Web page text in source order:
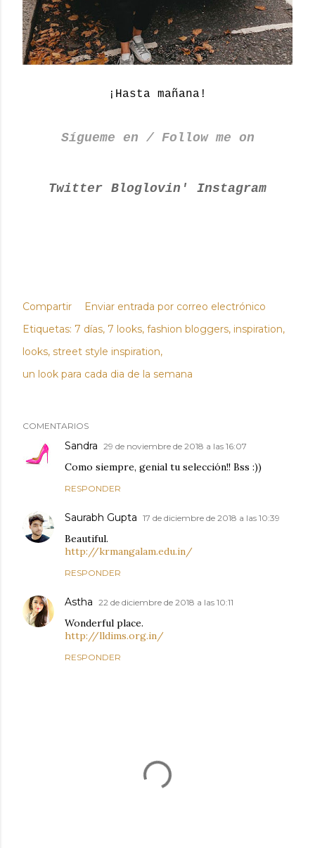
¡Hasta mañana!
Sígueme en / Follow me on
Twitter Bloglovin' Instagram
Compartir
Enviar entrada por correo electrónico
Etiquetas: 7 días 7 looks fashion bloggers inspiration
looks street style inspiration
un look para cada dia de la semana
COMENTARIOS
Sandra 29 de noviembre de 2018 a las 16:07
Como siempre, genial tu selección!! Bss :))
RESPONDER
Saurabh Gupta 17 de diciembre de 2018 a las 10:39
Beautiful.
http://krmangalam.edu.in/
RESPONDER
Astha 22 de diciembre de 2018 a las 10:11
Wonderful place.
http://lldims.org.in/
RESPONDER